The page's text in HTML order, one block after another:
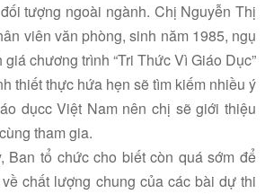
tượng ngoài ngành. Chị Nguyễn Thị
viên văn phòng, sinh năm 1985, ngụ
chương trình “Tri Thức Vì Giáo Dục”
thiết thực hứa hẹn sẽ tìm kiếm nhiều ý
dụcc Việt Nam nên chị sẽ giới thiệu
tham gia.
Ban tổ chức cho biết còn quá sớm để
chất lượng chung của các bài dự thi